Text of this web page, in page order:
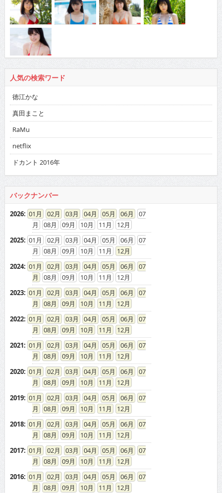
人気の検索ワード
徳江かな
真田まこと
RaMu
netflix
ドカント 2016年
バックナンバー
2026: 01 02 03 04 05 06
07
08
09 10 11
12
2025: 01 02 03 04 05 06
07
08
09 10 11
12
2024: 01 02 03 04 05 06
07
08
09 10 11
12
2023: 01 02 03 04 05 06
07
08
09 10 11
12
2022: 01 02 03 04 05 06
07
08
09 10 11
12
2021: 01 02 03 04 05 06
07
08
09 10 11
12
2020: 01 02 03 04 05 06
07
08
09 10 11
12
2019: 01 02 03 04 05 06
07
08
09 10 11
12
2018: 01 02 03 04 05 06
07
08
09 10 11
12
2017: 01 02 03 04 05 06
07
08
09 10 11
12
2016: 01 02 03 04 05 06
07
08
09 10 11
12